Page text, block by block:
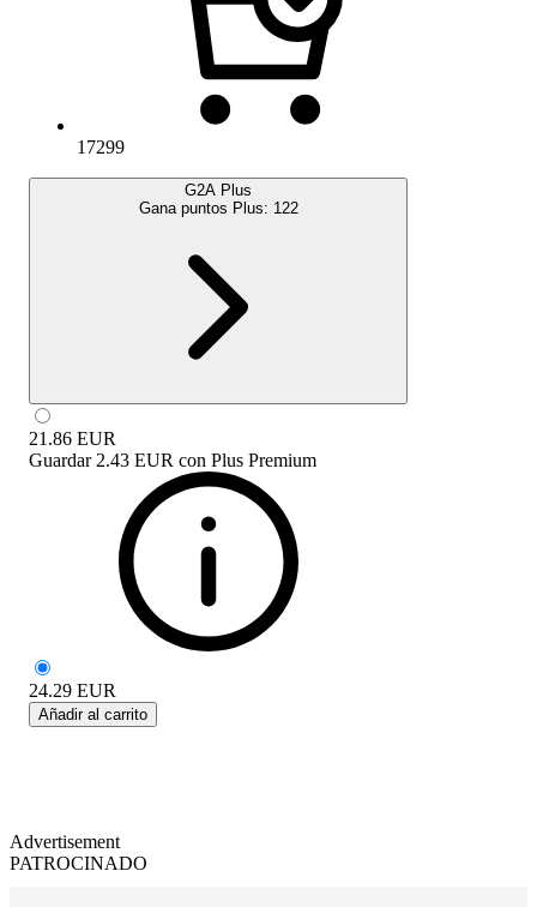
17299
G2A Plus
Gana puntos Plus: 122
21.86 EUR
Guardar 2.43 EUR con Plus Premium
24.29 EUR
Añadir al carrito
Advertisement
PATROCINADO